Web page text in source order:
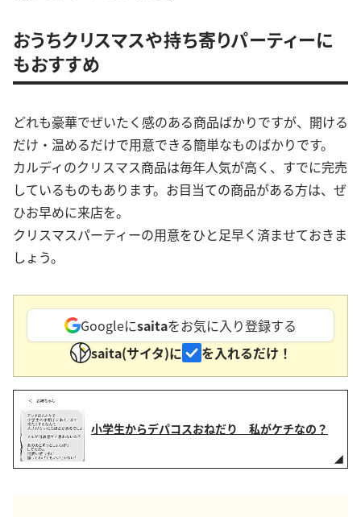
おうちクリスマスや持ち寄りパーティーに
もおすすめ
どれも豪華でぜいたく感のある商品ばかりですが、開ける
だけ・温めるだけで用意できる簡単なものばかりです。
カルディのクリスマス商品は毎年人気が高く、すでに完売
しているものもあります。お目当ての商品がある方は、ぜ
ひお早めに来店を。
クリスマスパーティーの用意をひと足早く済ませておきま
しょう。
Googleにsaitaをお気に入り登録する
saita(サイタ)に
を入れるだけ！
小学生からデパコスおねだり 私がケチなの？